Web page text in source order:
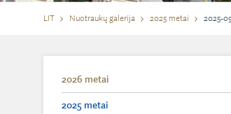
LIT Nuotraukų galerija 2025 metai 2025-
2026 metai
2025 metai